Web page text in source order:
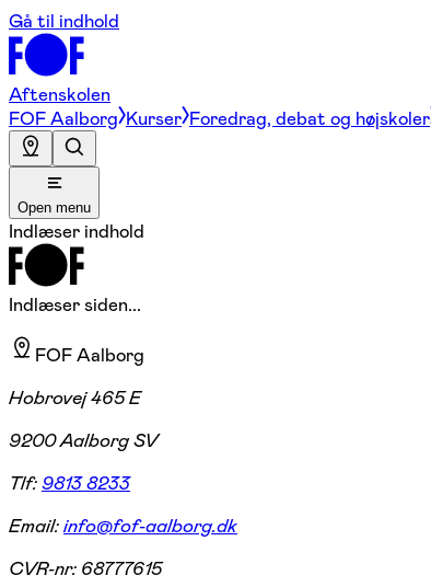
Gå til indhold
Aftenskolen
FOF Aalborg Kurser Foredrag, debat og højskoler
Open menu
Indlæser indhold
Indlæser siden...
FOF Aalborg
Hobrovej 465 E
9200 Aalborg SV
Tlf:9813 8233
Email:info@fof-aalborg.dk
CVR-nr: 68777615